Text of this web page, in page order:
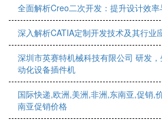
全面解析Creo二次开发：提升设计效率
深入解析CATIA定制开发技术及其行业
深圳市英赛特机械科技有限公司 研发
动化设备插件机
国际快递,欧洲,美洲,非洲,东南亚,促销,
南亚促销价格